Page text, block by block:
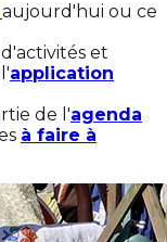
aujourd'hui ou ce
et
application
de l'agenda
à faire à